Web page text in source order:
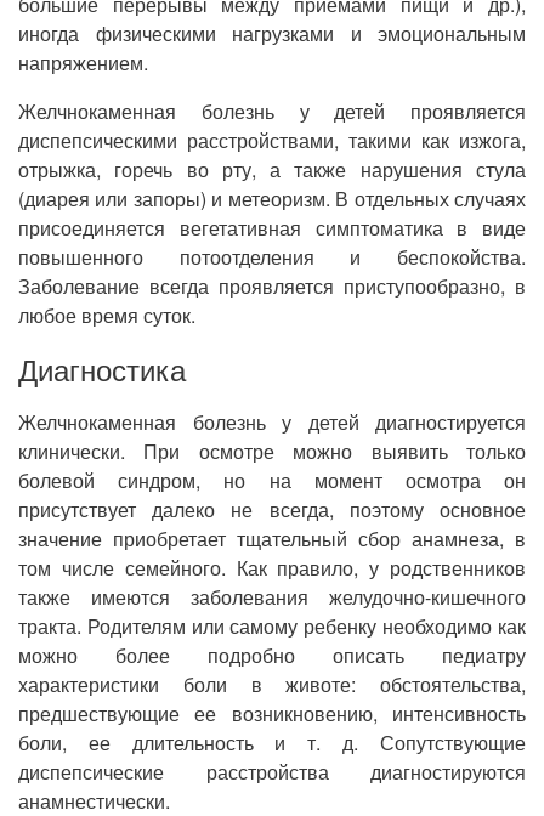
иногда физическими нагрузками и эмоциональным
напряжением.
Желчнокаменная болезнь у детей проявляется
диспепсическими расстройствами, такими как изжога,
отрыжка, горечь во рту, а также нарушения стула
(диарея или запоры) и метеоризм. В отдельных случаях
присоединяется вегетативная симптоматика в виде
повышенного потоотделения и беспокойства.
Заболевание всегда проявляется приступообразно, в
любое время суток.
Диагностика
Желчнокаменная болезнь у детей диагностируется
клинически. При осмотре можно выявить только
болевой синдром, но на момент осмотра он
присутствует далеко не всегда, поэтому основное
значение приобретает тщательный сбор анамнеза, в
том числе семейного. Как правило, у родственников
также имеются заболевания желудочно-кишечного
тракта. Родителям или самому ребенку необходимо как
можно более подробно описать педиатру
характеристики боли в животе: обстоятельства,
предшествующие ее возникновению, интенсивность
боли, ее длительность и т. д. Сопутствующие
диспепсические расстройства диагностируются
анамнестически.